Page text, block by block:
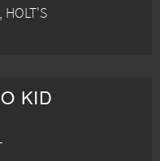
HOLT'S
KID